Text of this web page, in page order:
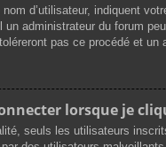
d’utilisateur, indiquent
administrateur du forum
pas ce procédé et
lorsque je
seuls les utilisateurs